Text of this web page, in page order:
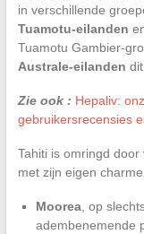
in verschillende
Tuamotu-eilanden
Tuamotu Gambier-
Australe-eilanden
Zie ook : Hepaliv:
gebruikersrecensies
Tahiti is omringd
met zijn eigen
Moorea, op
adembenemende